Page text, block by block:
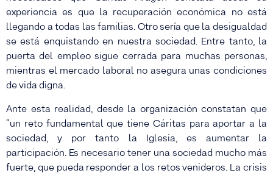
experiencia es que la recuperación económica no está
llegando a todas las familias. Otro sería que la desigualdad
se está enquistando en nuestra sociedad. Entre tanto, la
puerta del empleo sigue cerrada para muchas personas,
mientras el mercado laboral no asegura unas condiciones
de vida digna.
Ante esta realidad, desde la organización constatan que
“un reto fundamental que tiene Cáritas para aportar a la
sociedad, y por tanto la Iglesia, es aumentar la
participación. Es necesario tener una sociedad mucho más
fuerte, que pueda responder a los retos venideros. La crisis